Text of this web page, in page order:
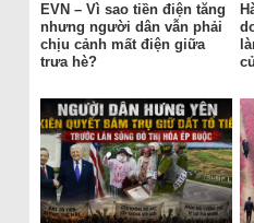
EVN – Vì sao tiền điện tăng
nhưng người dân vẫn phải
chịu cảnh mất điện giữa
trưa hè?